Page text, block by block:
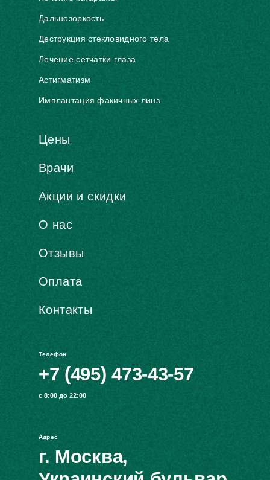
Телефон
+7 (495) 473-43-57
с 8:00 до 22:00
Адрес
г. Москва,
Дальнозоркость
Деструкция стекловидного тела
Лечение сетчатки глаза
Астигматизм
Имплантация факичных линз
Цены
Врачи
Акции и скидки
О нас
Отзывы
Оплата
Контакты